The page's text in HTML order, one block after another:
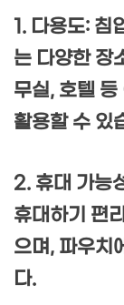
1. 다용도: 침
는 다양한 장
무실, 호텔
활용할 수 있
2. 휴대 가능
휴대하기 편
으며, 파우치
다.